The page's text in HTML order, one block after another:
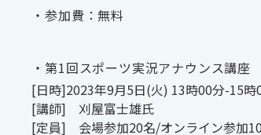
・参加費：無料
・第1回スポーツ実況アナウンス講
[日時]2023年9月5日(火) 13時00分-15時
[講師] 刈屋富士雄氏
[定員] 会場参加20名/オンライン参加